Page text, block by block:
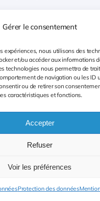
Gérer le consentement
expériences, nous utilisons des
et/ou accéder aux informations
technologies nous permettra de
de navigation ou les ID
ou de retirer son
caractéristiques et fonctions.
Accepter
Refuser
Voir les préférences
Protection des données
Ile de France
Paris 75
78 Yvelines
Info et Devis
01.45.47.24.99